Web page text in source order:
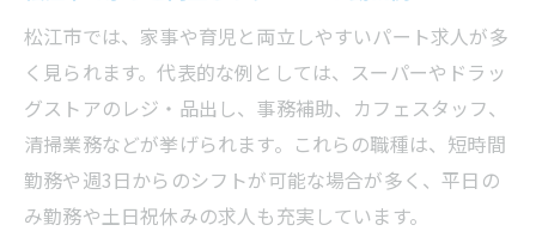
松江市では、家事や育児と両立しやすいパート求人が多
く見られます。代表的な例としては、スーパーやドラッ
グストアのレジ・品出し、事務補助、カフェスタッフ、
清掃業務などが挙げられます。これらの職種は、短時間
勤務や週3日からのシフトが可能な場合が多く、平日の
み勤務や土日祝休みの求人も充実しています。